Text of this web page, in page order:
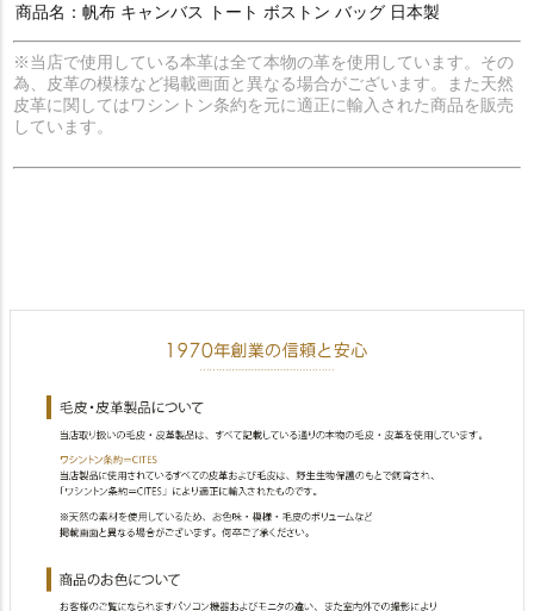
商品名：帆布 キャンバス トート ボストン バッグ 日本製
※当店で使用している本革は全て本物の革を使用しています。その
為、皮革の模様など掲載画面と異なる場合がございます。また天然
皮革に関してはワシントン条約を元に適正に輸入された商品を販売
しています。